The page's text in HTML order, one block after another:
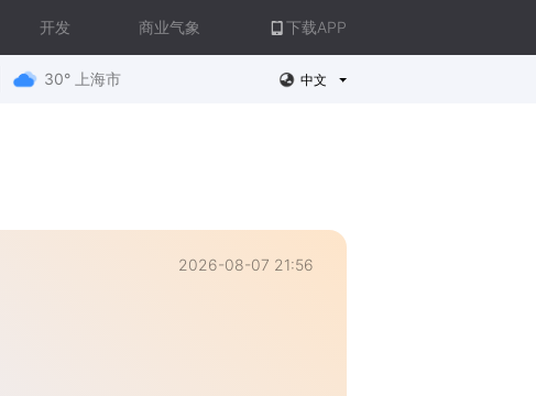
开发 商业气象 下载APP
30° 上海市 中文
2026-08-07 21:56